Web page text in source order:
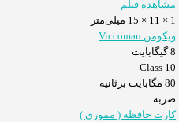
مشاهده فیلم
1 × 11 × 15 میلی‌متر
ویکومن Viccoman
8 گیگابایت
Class 10
80 مگابایت برثانیه
ضربه
کارت حافظه ( مموری )